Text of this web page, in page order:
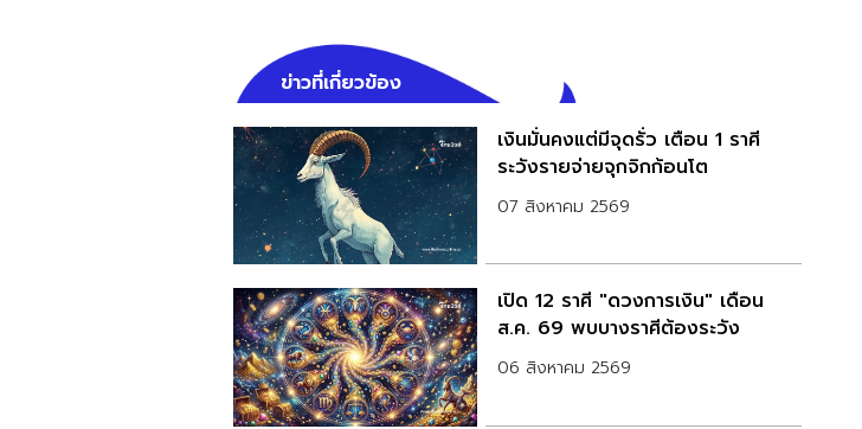
ข่าวที่เกี่ยวข้อง
เงินมั่นคงแต่มีจุดรั่ว เตือน 1 ราศี
ระวังรายจ่ายจุกจิกก้อนโต
07 สิงหาคม 2569
เปิด 12 ราศี "ดวงการเงิน" เดือน
ส.ค. 69 พบบางราศีต้องระวัง
06 สิงหาคม 2569